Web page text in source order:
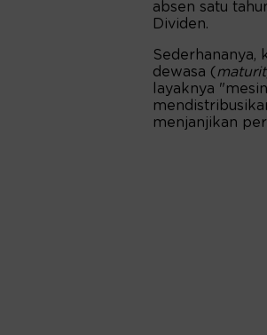
absen satu
Dividen.
Sederhananya,
dewasa (
layaknya
menjanjikan